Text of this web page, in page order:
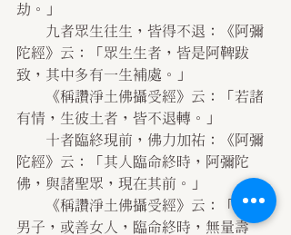
劫。」
陀經》云：「眾生生者，皆是阿鞞跋
致，其中多有一生補處。」
有情，生彼土者，皆不退轉。」
陀經》云：「其人臨命終時，阿彌陀
佛，與諸聖眾，現在其前。」
男子，或善女人，臨命終時，無量壽